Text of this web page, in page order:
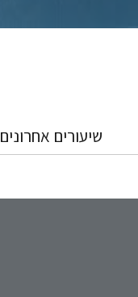
שיעורים אחרונים